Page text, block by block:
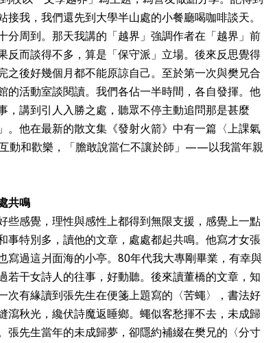
我，我們還先到大學半山處的小餐廳喝咖啡談天。
分周到。那天我講的「越界」強調作者在「越界」前
反而談得不多，算是「保守派」立場。後來反思覺得
之後好幾個月都不能原諒自己。至於第一次與樊兄合
的活動室談閱讀。我們各佔一半時間，各自發揮。他
，講到引人入勝之處，聽眾不停主動追問那是甚麼
。他在最新的散文集《發射火箭》中有一篇〈上課氣
動和歡樂，「膽敢說當仁不讓於師」——以我當年親
共鳴
些感覺，理性與感性上都得到無限支援，感覺上一點
事特別多，讀他的文章，處處都起共鳴。他寫才女張
寫過這爿面海的小亭。80年代我大專剛畢業，有幸與
若干女詩人的往事，好動聽。後來讀董橋的文章，知
次有緣讀到張先生在便箋上題寫的〈苦蠅〉，書法好
瀉秋光，纔伏詩魔返睡鄉。蠅似客愁揮不去，未成歸
張先生當年的未成歸夢，卻隱約補綴在樊兄的〈分寸